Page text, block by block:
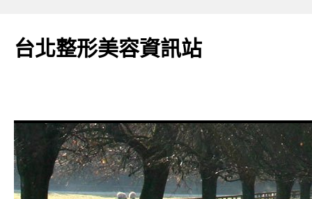
台北整形美容資訊站